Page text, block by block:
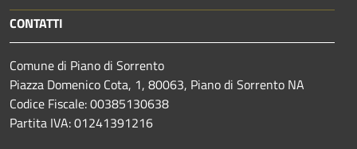
CONTATTI
Comune di Piano di Sorrento
Piazza Domenico Cota, 1, 80063, Piano di Sorrento NA
Codice Fiscale: 00385130638
Partita IVA: 01241391216